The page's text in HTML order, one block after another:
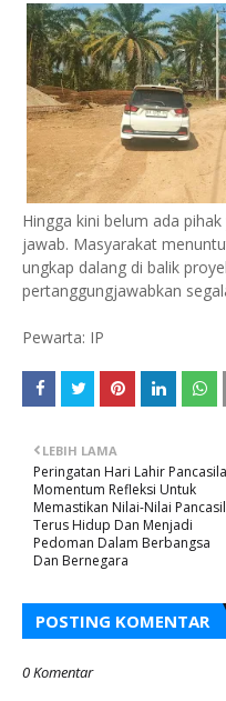
Hingga kini belum ada
jawab. Masyarakat
ungkap dalang di balik
pertanggungjawabkan
Pewarta: IP
LEBIH LAMA
Peringatan Hari Lahir Pancasila
Momentum Refleksi Untuk
Memastikan Nilai-Nilai
Terus Hidup Dan Menjadi
Pedoman Dalam Berbangsa
Dan Bernegara
POSTING KOMENTAR
0 Komentar